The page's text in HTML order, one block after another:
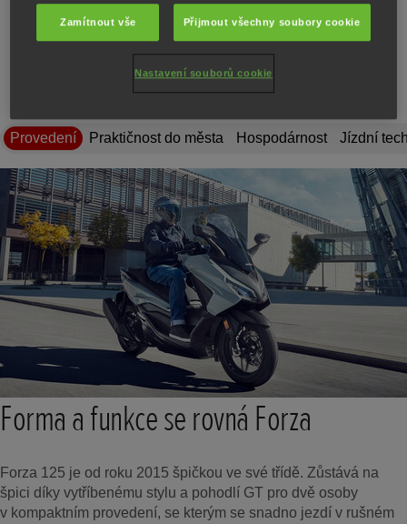
navrženém tak, aby držel krok s vaším městským životním
stylem, můžete jednoduše vyřizovat telefonní hovory,
Provedení Praktičnost do města Hospodárnost Jízdní
Forma a funkce se rovná Forza
Forza 125 je od roku 2015 špičkou ve své třídě. Zůstává na
špici díky vytříbenému stylu a pohodlí GT pro dvě osoby
v kompaktním provedení, se kterým se snadno jezdí v rušném
Zamítnout vše Přijmout všechny soubory cookie
Nastavení souborů cookie